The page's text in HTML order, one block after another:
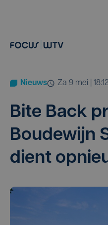
Nieuws za 9 mei | 18:12
Bite Back
Bou­de­wijn
dient